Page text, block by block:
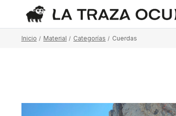
Inicio Material Categorías Cuerdas